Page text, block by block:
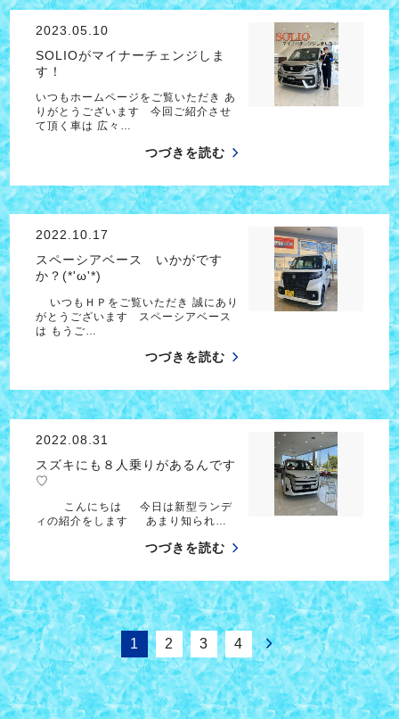
2023.05.10
SOLIOがマイナーチェンジしま
す！
いつもホームページをご覧いただき あ
りがとうございます 今回ご紹介させ
て頂く車は 広々…
つづきを読む
2022.10.17
スペーシアベース いかがです
か？(*'ω'*)
いつもＨＰをご覧いただき 誠にあり
がとうございます スペーシアベース
は もうご…
つづきを読む
2022.08.31
スズキにも８人乗りがあるんです
♡
こんにちは 今日は新型ランデ
ィの紹介をします あまり知られ…
つづきを読む
1 2 3 4